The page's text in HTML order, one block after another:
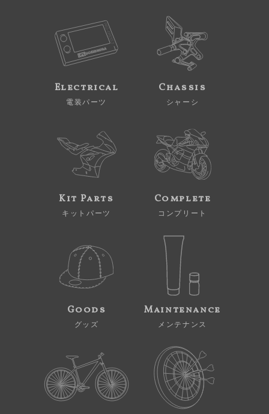
Electrical
電装パーツ
Chassis
シャーシ
Kit Parts
キットパーツ
Complete
コンプリート
Goods
グッズ
Maintenance
メンテナンス